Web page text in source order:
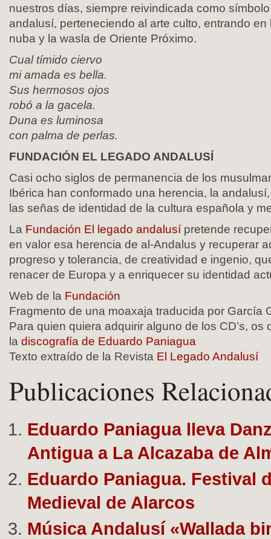
nuestros días, siempre reivindicada como
andalusí, perteneciendo al arte culto, entrando en
nuba y la wasla de Oriente Próximo.
Cual tímido ciervo
mi amada es bella.
Sus hermosos ojos
robó a la gacela.
Duna es luminosa
con palma de perlas.
FUNDACIÓN EL LEGADO ANDALUSÍ
Casi ocho siglos de permanencia de los
Ibérica han conformado una herencia, la
las señas de identidad de la cultura española y
La Fundación El legado andalusí pretende
en valor esa herencia de al-Andalus y recuperar
progreso y tolerancia, de creatividad e ingenio,
renacer de Europa y a enriquecer su identidad
Web de la Fundación
Fragmento de una moaxaja traducida por García
Para quien quiera adquirir alguno de los CD’s, os
la discografía de Eduardo Paniagua
Texto extraído de la Revista El Legado Andalusí
Publicaciones
Eduardo Paniagua lleva
Antigua a La Alcazaba de
Eduardo Paniagua. Festival
Medieval de Alarcos
Música Andalusí «Wallada